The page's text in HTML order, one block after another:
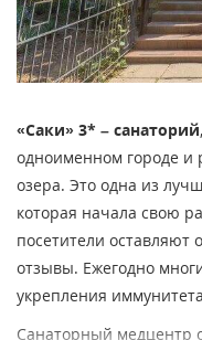
«Саки» 3* – санаторий
одноименном городе и
озера. Это одна из
которая начала свою
посетители оставляют
отзывы. Ежегодно
укрепления
Санаторный медцентр